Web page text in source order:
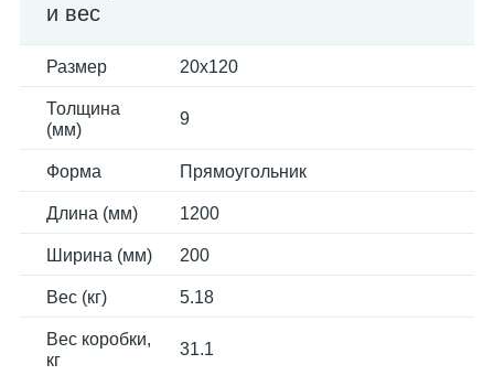
и вес
Размер 20x120
Толщина
(мм)
9
Форма Прямоугольник
Длина (мм) 1200
Ширина (мм) 200
Вес (кг) 5.18
Вес коробки,
кг
31.1